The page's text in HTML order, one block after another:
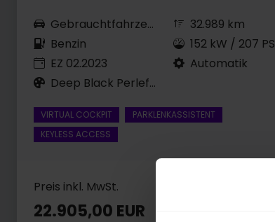
Gebrauchtfahrzeug
Benzin
EZ 02.2023
Deep Black Perleffekt
32.989 km
152 kW / 207 PS
Automatik
VIRTUAL COCKPIT
PARKLENKASSISTENT
KEYLESS ACCESS
Preis inkl. MwSt.
22.905,00 EUR